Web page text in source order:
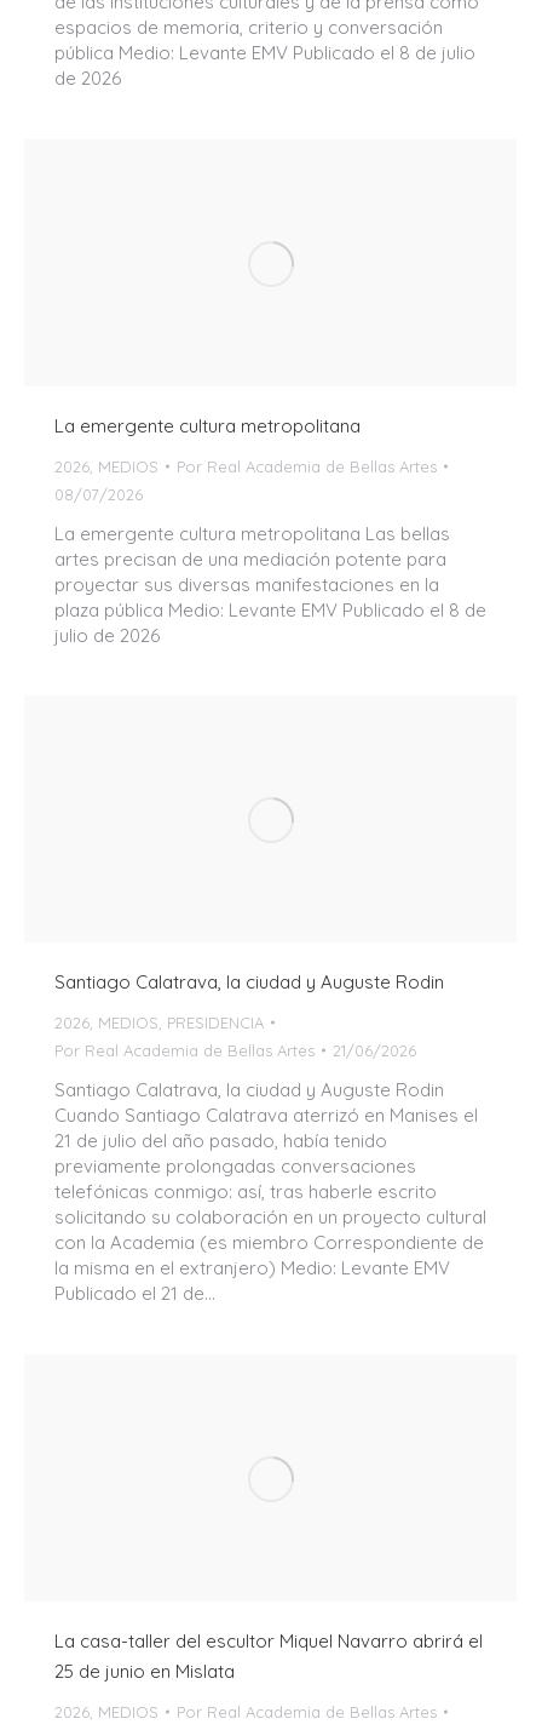
espacios de memoria, criterio y conversación
pública Medio: Levante EMV Publicado el 8 de julio
de 2026
La emergente cultura metropolitana
2026 MEDIOS Por Real Academia de Bellas Artes
08/07/2026
La emergente cultura metropolitana Las bellas
artes precisan de una mediación potente para
proyectar sus diversas manifestaciones en la
plaza pública Medio: Levante EMV Publicado el 8 de
julio de 2026
Santiago Calatrava, la ciudad y Auguste Rodin
2026 MEDIOS PRESIDENCIA
Por Real Academia de Bellas Artes 21/06/2026
Santiago Calatrava, la ciudad y Auguste Rodin
Cuando Santiago Calatrava aterrizó en Manises el
21 de julio del año pasado, había tenido
previamente prolongadas conversaciones
telefónicas conmigo: así, tras haberle escrito
solicitando su colaboración en un proyecto cultural
con la Academia (es miembro Correspondiente de
la misma en el extranjero) Medio: Levante EMV
Publicado el 21 de…
La casa-taller del escultor Miquel Navarro abrirá el
25 de junio en Mislata
2026 MEDIOS Por Real Academia de Bellas Artes